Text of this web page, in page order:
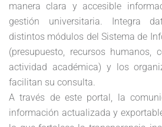
manera clara y accesible
gestión universitaria. Integra
distintos módulos del Sistema de
(presupuesto, recursos humanos,
actividad académica) y los
facilitan su consulta.
A través de este portal, la
información actualizada y